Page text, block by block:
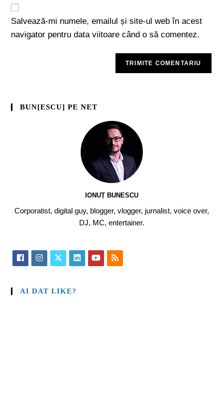
Salvează-mi numele, emailul și site-ul web în acest
navigator pentru data viitoare când o să comentez.
BUN[ESCU] PE NET
IONUȚ BUNESCU
Corporatist, digital guy, blogger, vlogger, jurnalist, voice over,
DJ, MC, entertainer.
AI DAT LIKE?